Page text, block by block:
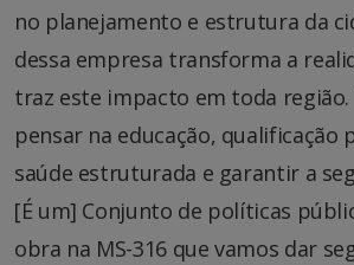
no planejamento e estrutura da
dessa empresa transforma a
traz este impacto em toda região.
pensar na educação, qualificação
saúde estruturada e garantir a
[É um] Conjunto de políticas
obra na MS-316 que vamos dar